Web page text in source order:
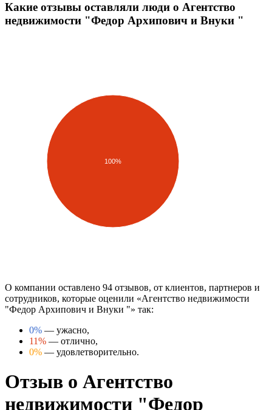
Какие отзывы оставляли люди о Агентство
недвижимости "Федор Архипович и Внуки "
100%
О компании оставлено 94 отзывов, от клиентов, партнеров и
сотрудников, которые оценили «Агентство недвижимости
"Федор Архипович и Внуки "» так:
0% — ужасно,
11% — отлично,
0% — удовлетворительно.
Отзыв о Агентство
недвижимости "Федор